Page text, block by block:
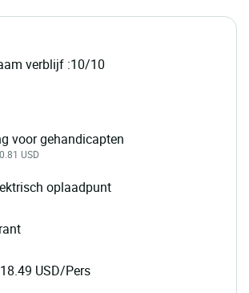
verblijf :10/10
voor gehandicapten
USD
oplaadpunt
USD/Pers